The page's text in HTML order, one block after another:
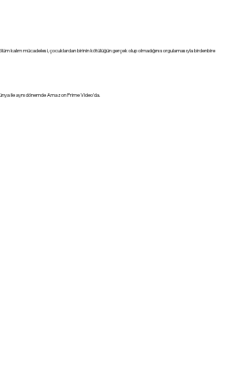
kalım mücadelesi, çocuklardan birinin kötülüğün gerçek olup olmadığını sorgulamasıyla birdenbire
ile aynı dönemde Amazon Prime Video'da.